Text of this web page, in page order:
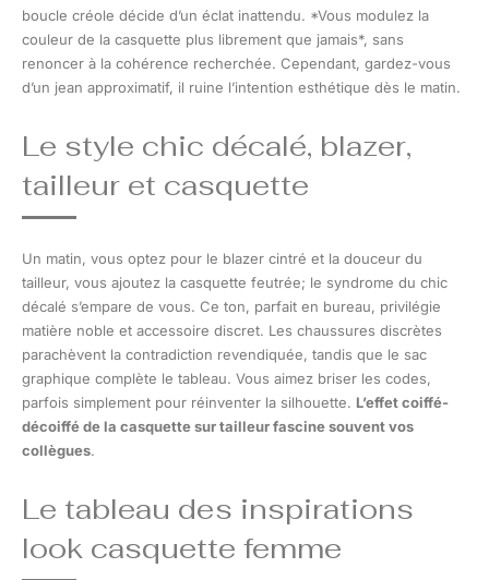
boucle créole décide d’un éclat inattendu. *Vous modulez la
couleur de la casquette plus librement que jamais*, sans
renoncer à la cohérence recherchée. Cependant, gardez-vous
d’un jean approximatif, il ruine l’intention esthétique dès le matin.
Le style chic décalé, blazer,
tailleur et casquette
Un matin, vous optez pour le blazer cintré et la douceur du
tailleur, vous ajoutez la casquette feutrée; le syndrome du chic
décalé s’empare de vous. Ce ton, parfait en bureau, privilégie
matière noble et accessoire discret. Les chaussures discrètes
parachèvent la contradiction revendiquée, tandis que le sac
graphique complète le tableau. Vous aimez briser les codes,
parfois simplement pour réinventer la silhouette. L’effet coiffé-
décoiffé de la casquette sur tailleur fascine souvent vos
collègues.
Le tableau des inspirations
look casquette femme